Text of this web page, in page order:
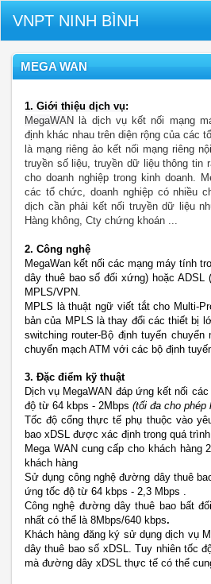
VNPT NINH BÌNH
MEGA WAN
1. Giới thiệu dịch vụ:
MegaWAN
là dịch vụ kết nối mạng
định khác nhau trên diện rộng của các
là mạng riêng ảo kết nối mạng riêng
truyền số liệu, truyền dữ liệu thông tin
cho doanh nghiệp trong kinh doanh.
các tổ chức, doanh nghiệp có nhiều
dịch cần phải kết nối truyền dữ liệu
Hàng không, Cty chứng khoán ...
2. Công nghệ
MegaWan kết nối các mạng máy tính
dây thuê bao số đối xứng) hoặc
MPLS/VPN.
MPLS là thuật ngữ viết tắt cho Multi-
bản của MPLS là thay đổi các thiết bị
switching router-Bộ định tuyến
chuyển mạch ATM với các bộ định
3. Đặc điểm kỹ thuật
Dịch vụ MegaWAN đáp ứng kết nối
độ từ 64 kbps - 2Mbps (tối đa cho phép
Tốc độ cổng thực tế phụ thuộc vào
bao xDSL được xác định trong quá
Mega WAN cung cấp cho khách hàng
khách hàng
Sử dụng công nghệ đường dây thuê
ứng tốc độ từ 64 kbps - 2,3 Mbps .
Công nghệ đường dây thuê bao bất
nhất có thể là 8Mbps/640 kbps.
Khách hàng đăng ký sử dụng dịch vụ
dây thuê bao số xDSL. Tuy nhiên tốc
mà đường dây xDSL thực tế có thể